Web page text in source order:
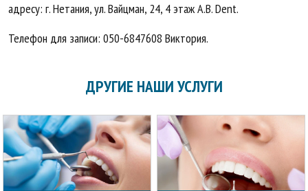
адресу: г. Нетания, ул. Вайцман, 24, 4 этаж A.B. Dent.
Телефон для записи: 050-6847608 Виктория.
ДРУГИЕ НАШИ УСЛУГИ